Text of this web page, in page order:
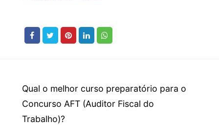
Qual o melhor curso preparatório para o
Concurso AFT (Auditor Fiscal do
Trabalho)?